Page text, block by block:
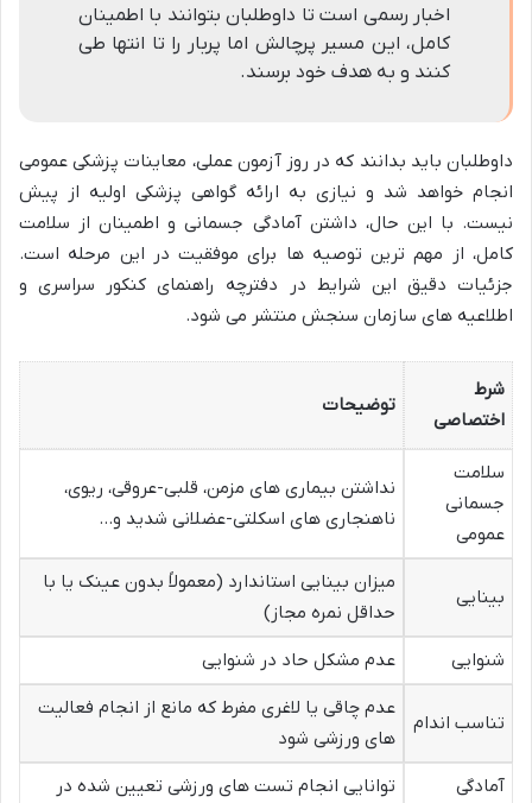
اخبار رسمی است تا داوطلبان بتوانند با اطمینان
کامل، این مسیر پرچالش اما پربار را تا انتها طی
کنند و به هدف خود برسند.
داوطلبان باید بدانند که در روز آزمون عملی، معاینات پزشکی عمومی
انجام خواهد شد و نیازی به ارائه گواهی پزشکی اولیه از پیش
نیست. با این حال، داشتن آمادگی جسمانی و اطمینان از سلامت
کامل، از مهم ترین توصیه ها برای موفقیت در این مرحله است.
جزئیات دقیق این شرایط در دفترچه راهنمای کنکور سراسری و
اطلاعیه های سازمان سنجش منتشر می شود.
شرط
اختصاصی
توضیحات
سلامت
جسمانی
عمومی
نداشتن بیماری های مزمن، قلبی-عروقی، ریوی،
ناهنجاری های اسکلتی-عضلانی شدید و…
بینایی
میزان بینایی استاندارد (معمولاً بدون عینک یا با
حداقل نمره مجاز)
شنوایی
عدم مشکل حاد در شنوایی
تناسب اندام
عدم چاقی یا لاغری مفرط که مانع از انجام فعالیت
های ورزشی شود
آمادگی
توانایی انجام تست های ورزشی تعیین شده در